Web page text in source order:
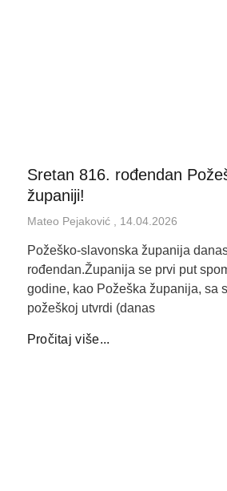
Sretan 816. rođendan
županiji!
Mateo Pejaković 14.04.2026
Požeško-slavonska županija
rođendan.Županija se prvi put
godine, kao Požeška županija, sa
požeškoj utvrdi (danas
Pročitaj više...